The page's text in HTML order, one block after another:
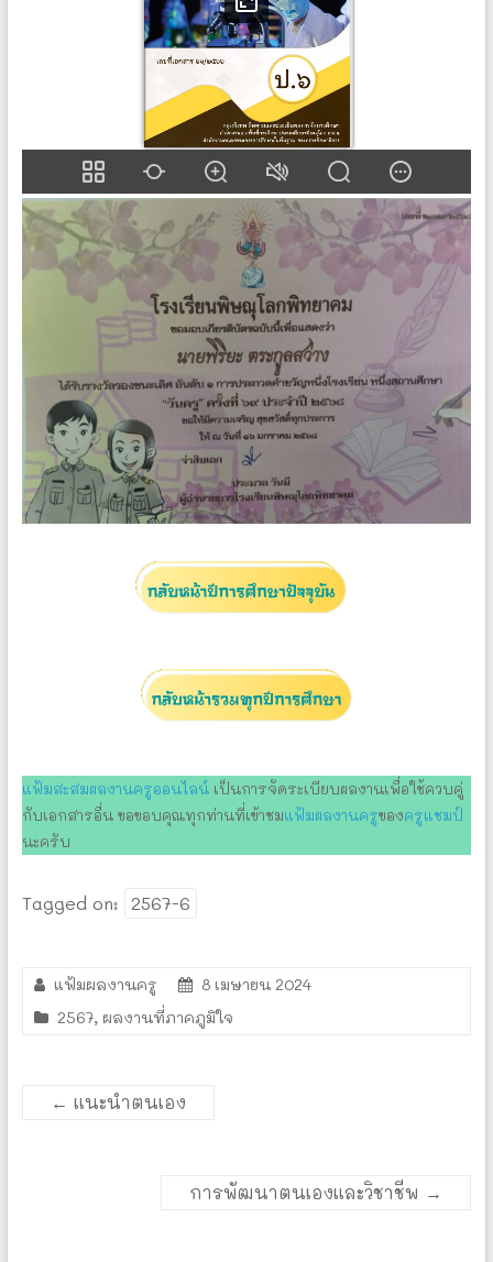
แฟ้มสะสมผลงานครูออนไลน์เป็นการจัดระเบียบผลงานเพื่อใช้ควบคู่
กับเอกสารอื่น ขอขอบคุณทุกท่านที่เข้าชมแฟ้มผลงานครูของครูแชมป์
นะครับ
Tagged on: 2567-6
แฟ้มผลงานครู
8 เมษายน 2024
2567, ผลงานที่ภาคภูมิใจ
← แนะนำตนเอง
การพัฒนาตนเองและวิชาชีพ →